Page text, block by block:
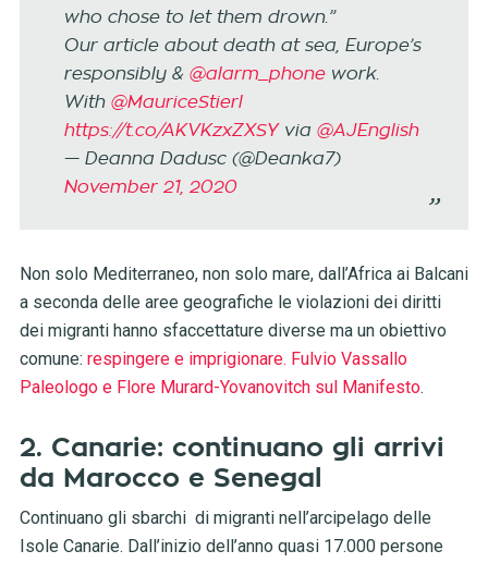
who chose to let them drown.”
Our article about death at sea, Europe’s
responsibly & @alarm_phonework.
With @MauriceStierl
https://t.co/AKVKzxZXSYvia @AJEnglish
— Deanna Dadusc (@Deanka7)
November 21, 2020
Non solo Mediterraneo, non solo mare, dall’Africa ai Balcani
a seconda delle aree geografiche le violazioni dei diritti
dei migranti hanno sfaccettature diverse ma un obiettivo
comune: respingere e imprigionare. Fulvio Vassallo
Paleologo e Flore Murard-Yovanovitch sul Manifesto.
2. Canarie: continuano gli arrivi
da Marocco e Senegal
Continuano gli sbarchi di migranti nell’arcipelago delle
Isole Canarie. Dall’inizio dell’anno quasi 17.000 persone